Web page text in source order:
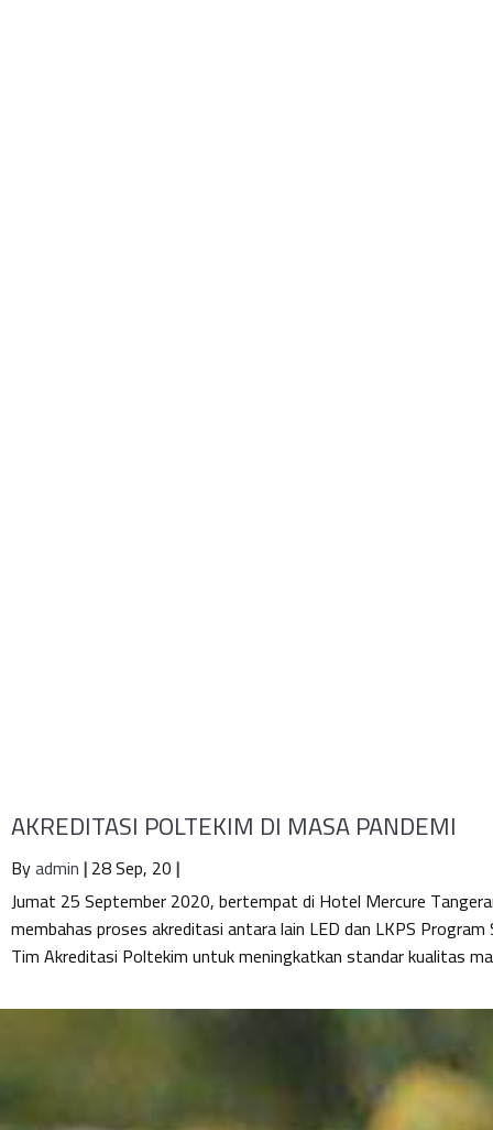
AKREDITASI POLTEKIM DI MASA PANDEMI
Byadmin|28Sep, 20|
Jumat 25 September 2020, bertempat di Hotel Mercure
membahas proses akreditasi antara lain LED dan LKPS
Tim Akreditasi Poltekim untuk meningkatkan standar kualitas